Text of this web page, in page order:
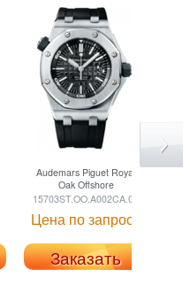
Audemars Piguet Royal
Oak Offshore
15703ST.OO.A002CA.01
Цена по запросу
Заказать